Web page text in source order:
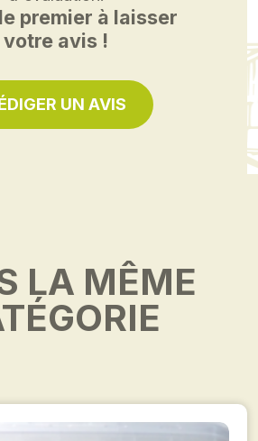
premier à laisser
votre avis !
UN AVIS
LA MÊME